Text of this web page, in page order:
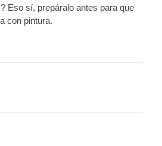
Eso sí, prepáralo antes para que
con pintura.